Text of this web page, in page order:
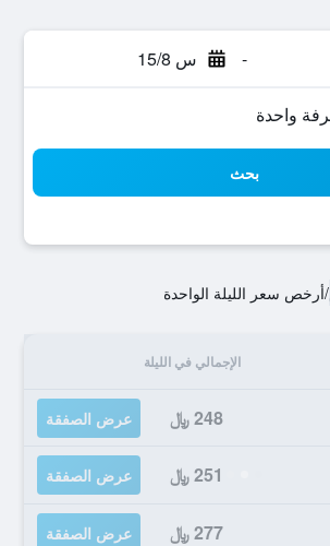
- س 15/8
بحث
/أرخص سعر الليلة الواحدة
الإجمالي في الليلة
248 ﷼ عرض الصفقة
251 ﷼ عرض الصفقة
277 ﷼ عرض الصفقة